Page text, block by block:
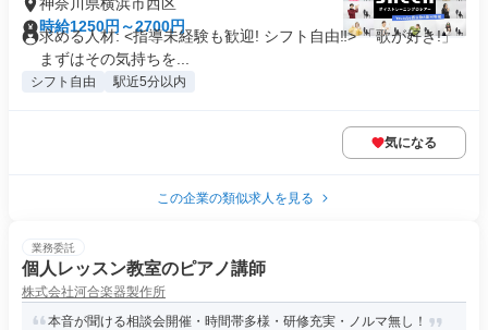
時給1250円～2700円
求める人材: <指導未経験も歓迎! シフト自由‼> 「歌が好き!」
まずはその気持ちを...
シフト自由 駅近5分以内
気になる
この企業の類似求人を見る
業務委託
個人レッスン教室のピアノ講師
株式会社河合楽器製作所
本音が聞ける相談会開催・時間帯多様・研修充実・ノルマ無し！